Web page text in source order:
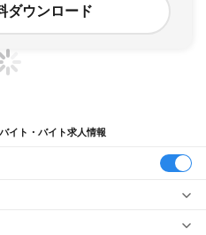
ダウンロード
イト・バイト求人情報